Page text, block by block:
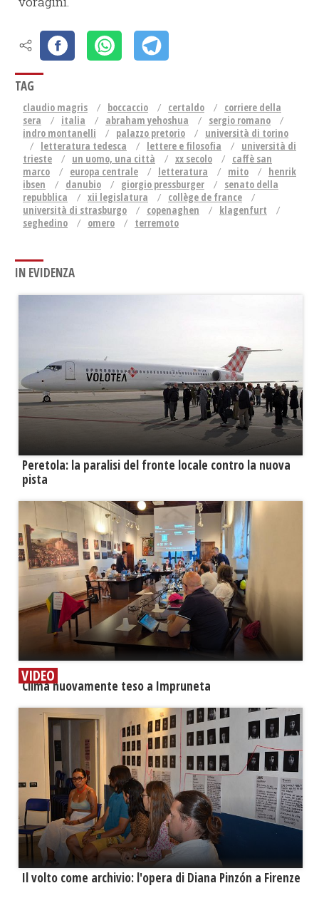
TAG
claudio magris boccaccio certaldo
corriere della
sera
italia abraham yehoshua
sergio romano
indro montanelli
palazzo pretorio
università di torino
letteratura tedesca
lettere e filosofia
università di
trieste
un uomo, una città xx secolo
caffè san
marco
europa centrale letteratura mito
henrik
ibsen
danubio giorgio pressburger
senato della
repubblica
xii legislatura
collège de france
università di strasburgo
copenaghen
klagenfurt
seghedino
omero terremoto
IN EVIDENZA
Peretola: la paralisi del fronte locale contro la nuova
pista
VIDEO
​Clima nuovamente teso a Impruneta
​Il volto come archivio: l'opera di Diana Pinzón a Firenze